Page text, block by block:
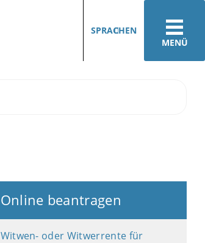
MENÜ
SPRACHEN
Online beantragen
Witwen- oder Witwerrente für